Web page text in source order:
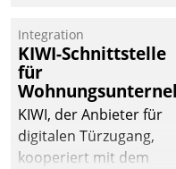
Integration
KIWI-Schnittstelle
für
KIWI, der Anbieter für
digitalen Türzugang,
kooperiert mit dem